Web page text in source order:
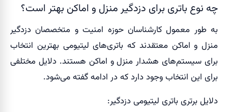
چه نوع باتری برای دزدگیر منزل و اماکن بهتر است؟
به طور معمول کارشناسان حوزه امنیت و متخصصان دزدگیر
منزل و اماکن معتقدند که باتری‌های لیتیومی بهترین انتخاب
برای سیستم‌های هشدار منزل و اماکن هستند. دلایل مختلفی
برای این انتخاب وجود دارد که در ادامه گفته می‌شود.
دلایل برتری باتری لیتیومی دزدگیر: